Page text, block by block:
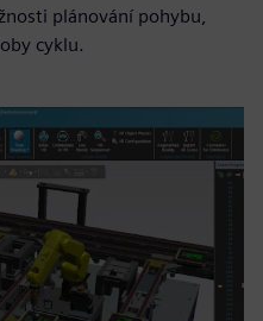
plánování pohybu,
cyklu.